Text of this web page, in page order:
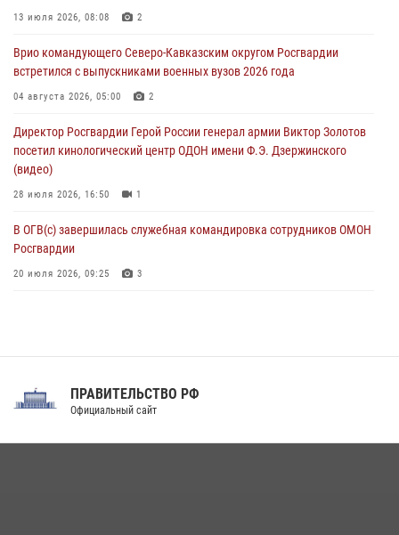
ОМОН «Ойрат» Управления Росгвардии по Республике Калмыкия
08 августа 2026, 07:00
В Москве росгвардейцы оказали помощь медикам и девушке с
08 августа 2026, 06:32 1
13 июля 2026, 08:08 2
Врио командующего Северо-Кавказским округом Росгвардии
встретился с выпускниками военных вузов 2026 года
04 августа 2026, 05:00 2
Директор Росгвардии Герой России генерал армии Виктор Золотов
посетил кинологический центр ОДОН имени Ф.Э. Дзержинского
(видео)
28 июля 2026, 16:50 1
В ОГВ(с) завершилась служебная командировка сотрудников ОМОН
Росгвардии
20 июля 2026, 09:25 3
Праздник «Один день с Росгвардией» к 105-летию Центрального
ПРАВИТЕЛЬСТВО РФ
Официальный сайт